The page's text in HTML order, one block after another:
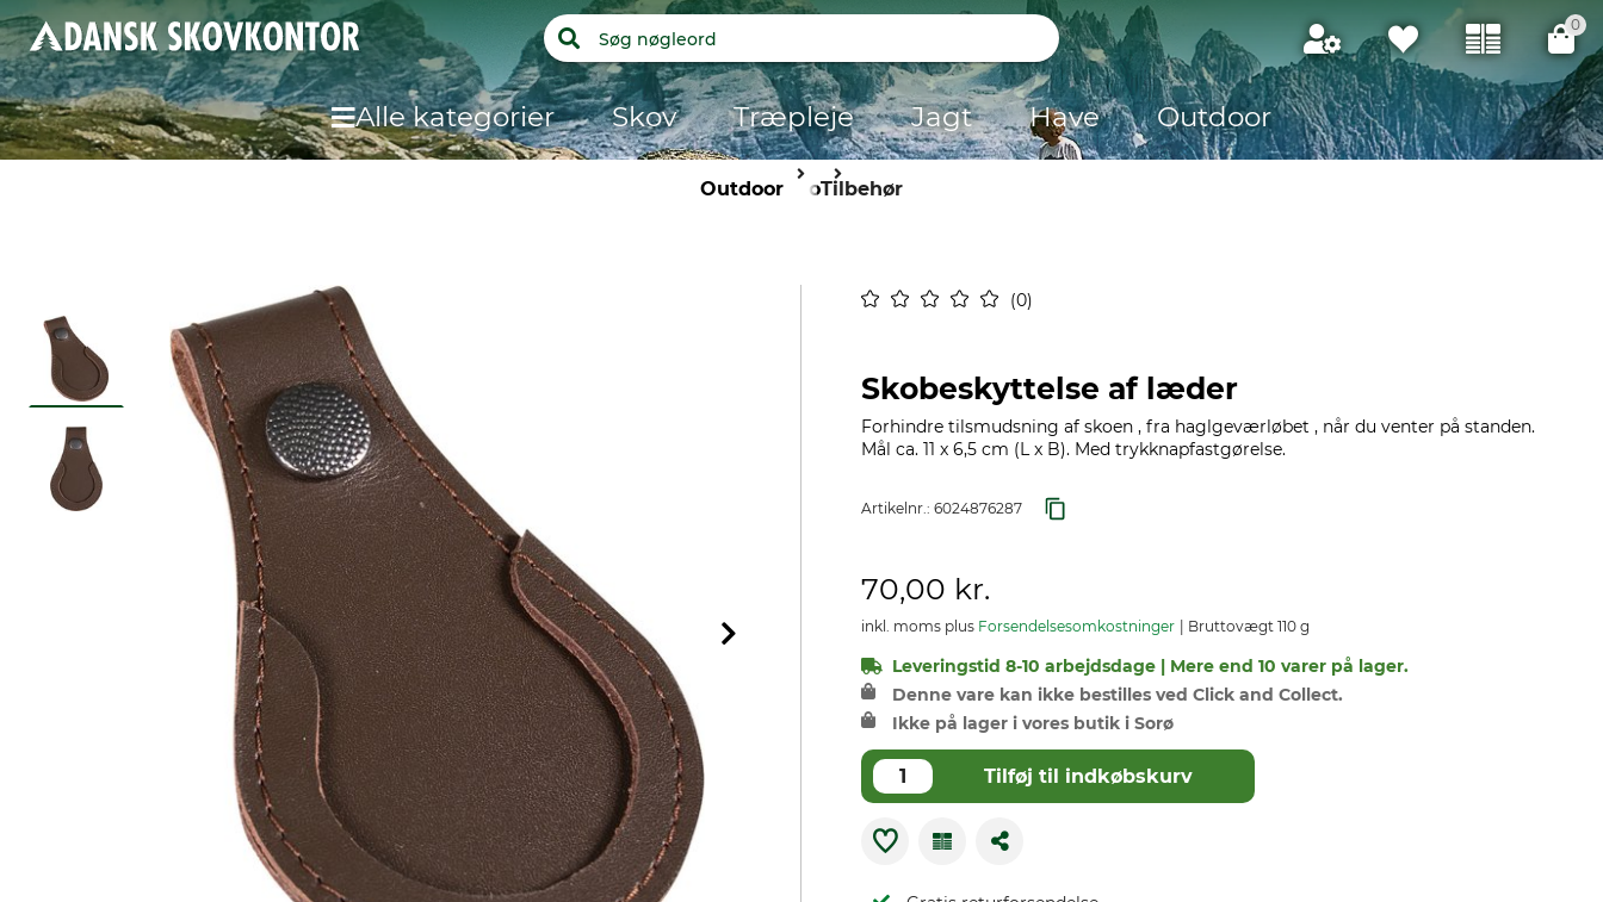
0
Alle kategorier Skov Træpleje Jagt Have Outdoor
Outdoor SkoTilbehør
0
Skobeskyttelse af læder
Forhindre tilsmudsning af skoen , fra haglgeværløbet , når du venter på standen.
Mål ca. 11 x 6,5 cm (L x B). Med trykknapfastgørelse.
Artikelnr.: 6024876287
70,00 kr.
inkl. moms plus Forsendelsesomkostninger Bruttovægt 110 g
Leveringstid 8-10 arbejdsdage | Mere end 10 varer på lager.
Denne vare kan ikke bestilles ved Click and Collect.
Ikke på lager i vores butik i Sorø
Tilføj til indkøbskurv